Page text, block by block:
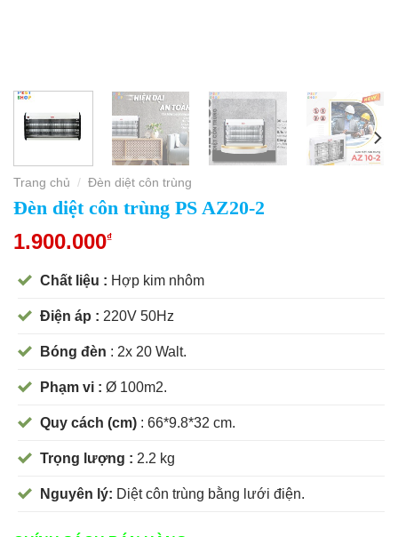
Trang chủ / Đèn diệt côn trùng
Đèn diệt côn trùng PS AZ20-2
1.900.000₫
Chất liệu : Hợp kim nhôm
Điện áp : 220V 50Hz
Bóng đèn : 2x 20 Walt.
Phạm vi : Ø 100m2.
Quy cách (cm) : 66*9.8*32 cm.
Trọng lượng : 2.2 kg
Nguyên lý: Diệt côn trùng bằng lưới điện.